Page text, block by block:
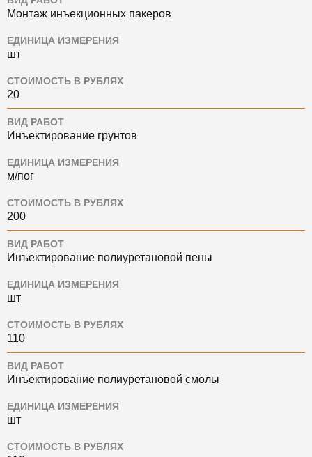
Монтаж инъекционных пакеров
ЕДИНИЦА ИЗМЕРЕНИЯ
шт
СТОИМОСТЬ В РУБЛЯХ
20
ВИД РАБОТ
Инъектирование грунтов
ЕДИНИЦА ИЗМЕРЕНИЯ
м/пог
СТОИМОСТЬ В РУБЛЯХ
200
ВИД РАБОТ
Инъектирование полиуретановой пены
ЕДИНИЦА ИЗМЕРЕНИЯ
шт
СТОИМОСТЬ В РУБЛЯХ
110
ВИД РАБОТ
Инъектирование полиуретановой смолы
ЕДИНИЦА ИЗМЕРЕНИЯ
шт
СТОИМОСТЬ В РУБЛЯХ